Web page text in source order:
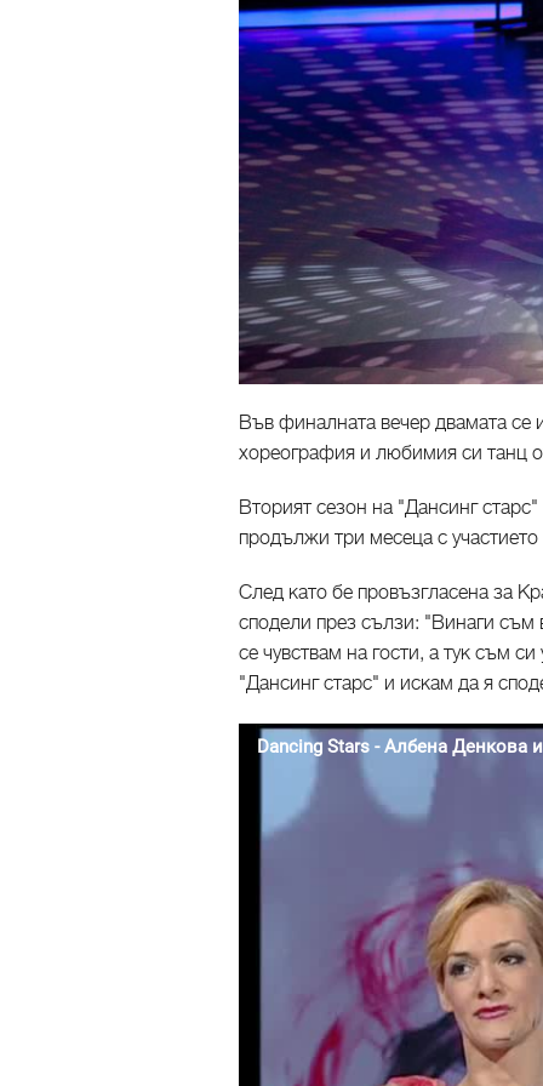
Във финалната вечер двамата се
хореография и любимия си танц
Вторият сезон на "Дансинг
продължи три месеца с
След като бе провъзгласена за
сподели през сълзи: "Винаги съм
се чувствам на гости, а тук съм
"Дансинг старс" и искам да я